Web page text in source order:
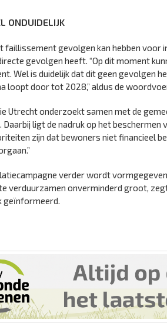
ONDUIDELIJK
faillissement gevolgen kan hebben voor
gevolgen heeft. “Op dit moment
Wel is duidelijk dat dit geen gevolgen
loopt door tot 2028,” aldus de
Utrecht onderzoekt samen met de
Daarbij ligt de nadruk op het
zijn dat bewoners niet financieel
verder wordt
verduurzamen onverminderd groot,
geïnformeerd.